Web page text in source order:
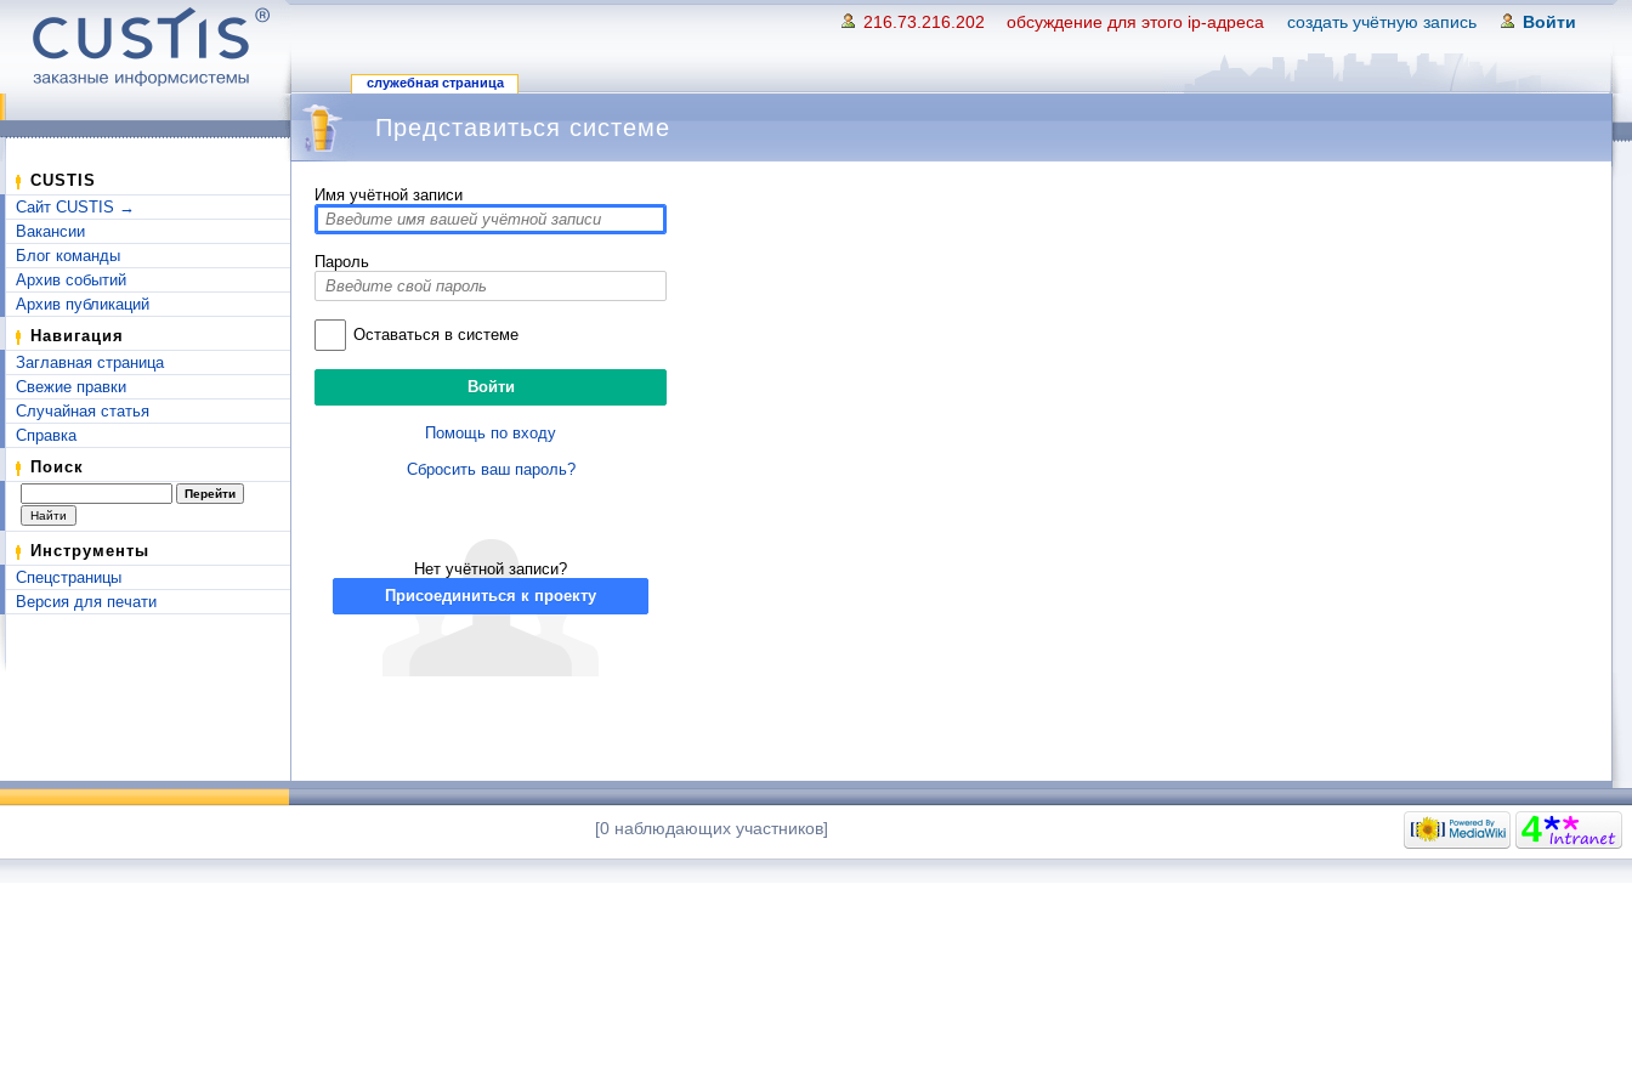
216.73.216.202 обсуждение для этого ip-адреса создать учётную запись Войти
служебная страница
CUSTIS
Сайт CUSTIS →
Вакансии
Блог команды
Архив событий
Архив публикаций
Навигация
Заглавная страница
Свежие правки
Случайная статья
Справка
Поиск
Инструменты
Спецстраницы
Версия для печати
Представиться системе
Имя учётной записи
Пароль
Оставаться в системе
Помощь по входу
Сбросить ваш пароль?
Нет учётной записи?
Присоединиться к проекту
[0 наблюдающих участников]